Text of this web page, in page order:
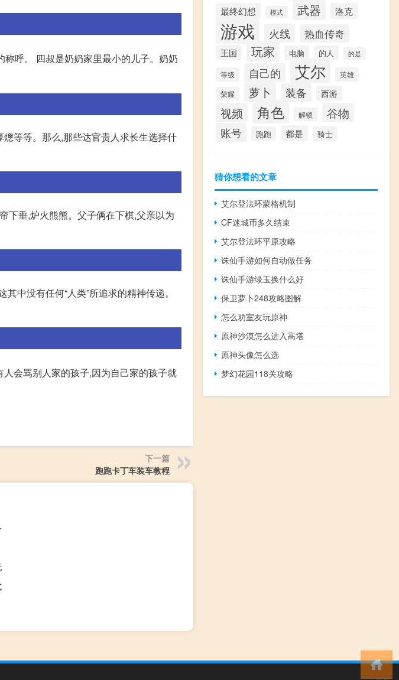
呼。 四叔是奶奶家里最小的儿子。奶奶
等等。那么,那些达官贵人求长生选择什
下垂,炉火熊熊。父子俩在下棋,父亲以为
中没有任何“人类”所追求的精神传递。
会骂别人家的孩子,因为自己家的孩子就
下一篇
跑跑卡丁车装车教程
最终幻想 模式 武器 洛克
游戏 火线 热血传奇
王国 玩家 电脑 的人 的是
等级 自己的 艾尔 英雄
荣耀 萝卜 装备 西游
视频 角色 解锁 谷物
账号 跑跑 都是 骑士
猜你想看的文章
艾尔登法环蒙格机制
CF迷城币多久结束
艾尔登法环平原攻略
诛仙手游如何自动做任务
诛仙手游绿玉换什么好
保卫萝卜248攻略图解
怎么劝室友玩原神
原神沙漠怎么进入高塔
原神头像怎么选
梦幻花园118关攻略